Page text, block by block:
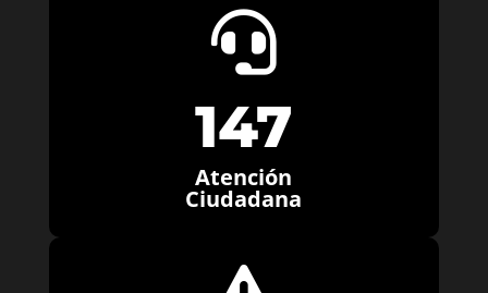

147
Atención
Ciudadana